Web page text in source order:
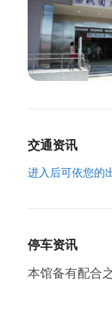
交通资讯
进入后可依您的
停车资讯
本馆备有配合